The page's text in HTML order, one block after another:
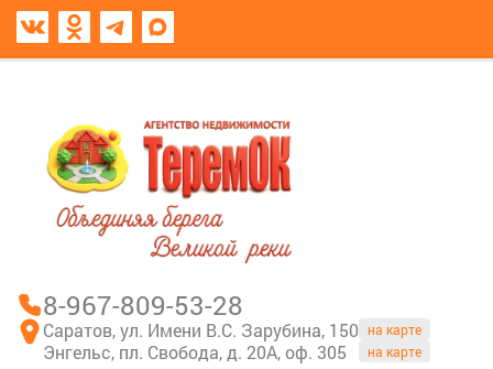
8-967-809-53-28
Саратов, ул. Имени В.С. Зарубина, 150 на карте
Энгельс, пл. Свобода, д. 20А, оф. 305 на карте